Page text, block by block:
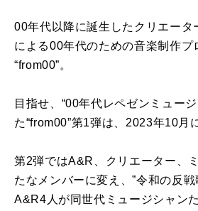
00年代以降に誕生したクリエータ
による00年代のための音楽制作プ
“from00”。
目指せ、“00年代レペゼンミュー
た“from00”第1弾は、2023年10月
第2弾ではA&R、クリエーター、
たなメンバーに変え、”令和の反戦
A&R4人が同世代ミュージシャン